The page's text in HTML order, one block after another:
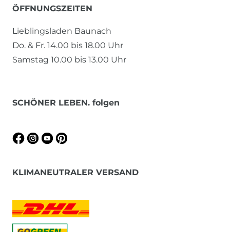
ÖFFNUNGSZEITEN
Lieblingsladen Baunach
Do. & Fr. 14.00 bis 18.00 Uhr
Samstag 10.00 bis 13.00 Uhr
SCHÖNER LEBEN. folgen
KLIMANEUTRALER VERSAND